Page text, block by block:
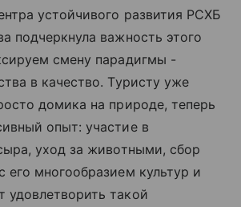
устойчивого развития РСХБ
подчеркнула важность этого
смену парадигмы -
в качество. Туристу уже
домика на природе, теперь
опыт: участие в
уход за животными, сбор
многообразием культур и
такой